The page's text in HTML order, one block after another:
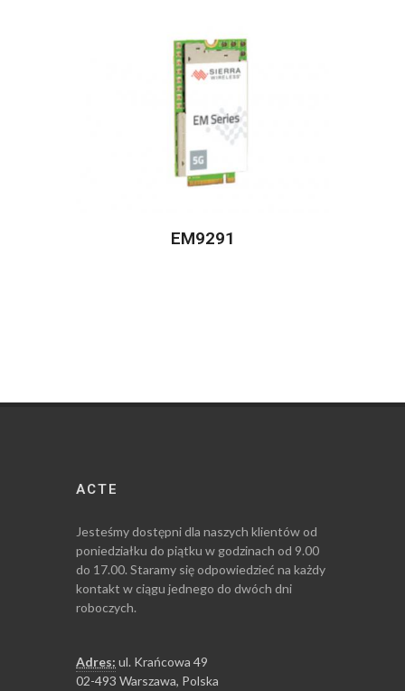
EM9291
ACTE
Jesteśmy dostępni dla naszych klientów od
poniedziałku do piątku w godzinach od 9.00
do 17.00. Staramy się odpowiedzieć na każdy
kontakt w ciągu jednego do dwóch dni
roboczych.
Adres: ul. Krańcowa 49
02-493 Warszawa, Polska